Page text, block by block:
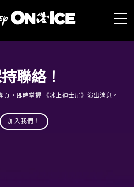
聯絡！
，即時掌握 《冰上迪士尼》演出消息。
加入我們！